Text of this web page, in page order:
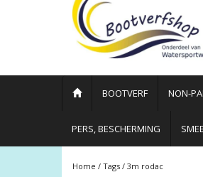
BOOTVERF NON-
PERS, BESCHERMING
Home / Tags / 3m rodac